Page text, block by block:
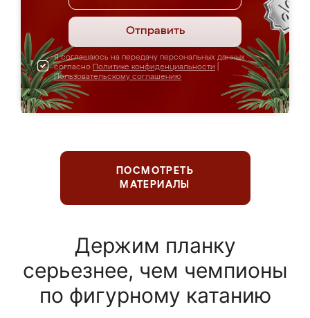
Отправить
Я соглашаюсь на передачу персональных данных
согласно Политике конфиденциальности
Пользовательскому соглашению
ПОСМОТРЕТЬ
МАТЕРИАЛЫ
Держим планку
серьезнее, чем чемпионы
по фигурному катанию